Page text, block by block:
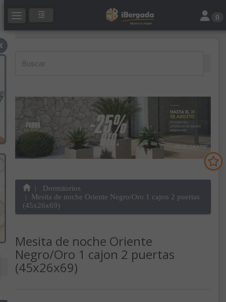
Toggle navigation Toggle
0
Dormitorios
Mesita de noche Oriente Negro/Oro 1 cajon 2 puertas
(45x26x69)
Mesita de noche Oriente
Negro/Oro 1 cajon 2 puertas
(45x26x69)